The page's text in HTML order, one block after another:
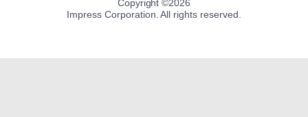
Copyright ©2026
Impress Corporation. All rights reserved.